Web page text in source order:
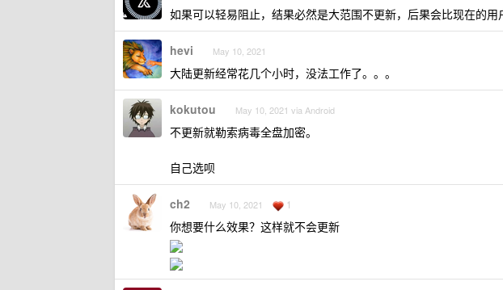
如果可以轻易阻止，结果必然是大范围不更新，后果会比现在的用
hevi May 10, 2021
大陆更新经常花几个小时，没法工作了。。。
kokutou May 10, 2021 via Android
不更新就勒索病毒全盘加密。
自己选呗
ch2 May 10, 2021 1
你想要什么效果？这样就不会更新